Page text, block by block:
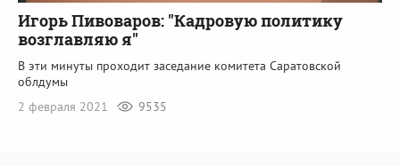
Игорь Пивоваров: "Кадровую политику
возглавляю я"
В эти минуты проходит заседание комитета Саратовской
облдумы
2 февраля 2021
9535